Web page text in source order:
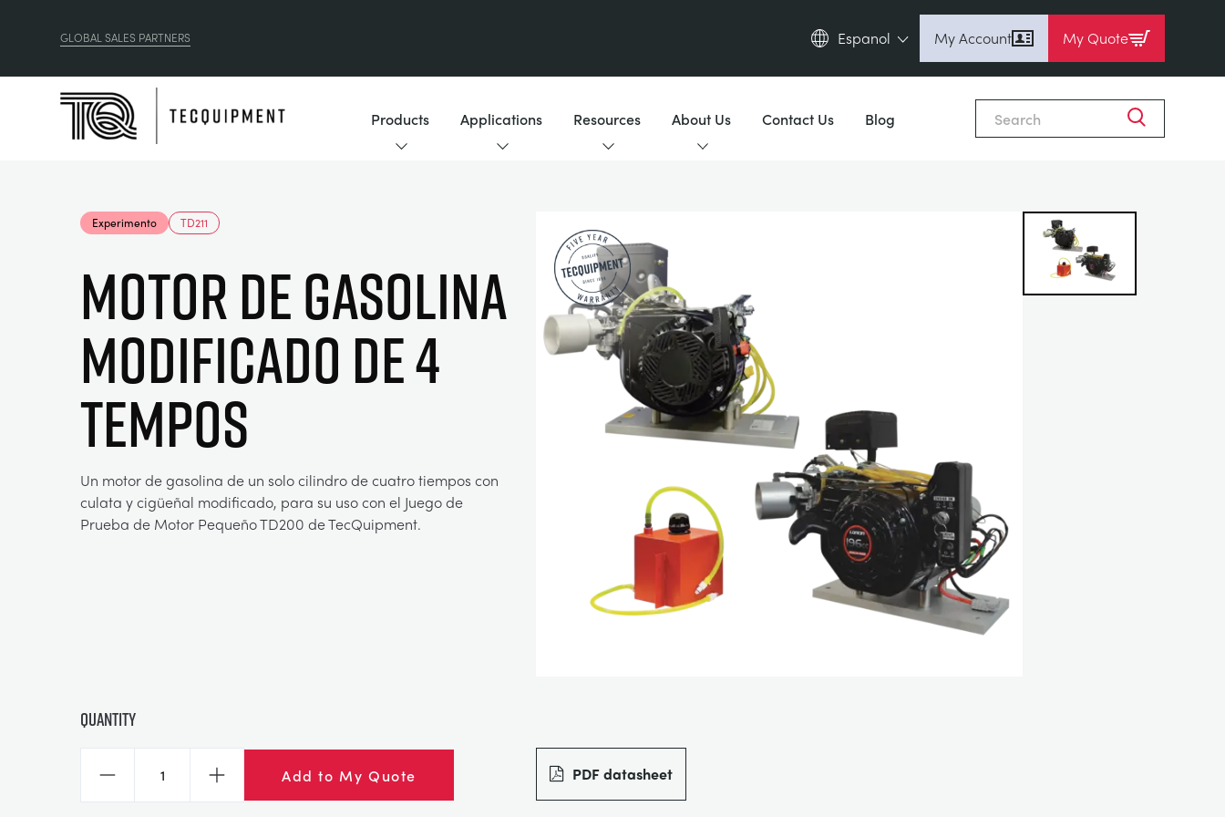
GLOBAL SALES PARTNERS
Espanol
Deutsch (de)
My Account My Quote
Products Applications Resources About Us Contact Us Blog
Experimento TD211
MOTOR DE GASOLINA
MODIFICADO DE 4
TEMPOS
Un motor de gasolina de un solo cilindro de cuatro tiempos con
culata y cigüeñal modificado, para su uso con el Juego de
Prueba de Motor Pequeño TD200 de TecQuipment.
Quantity
Decrease Increase Add to My Quote PDF datasheet
Close